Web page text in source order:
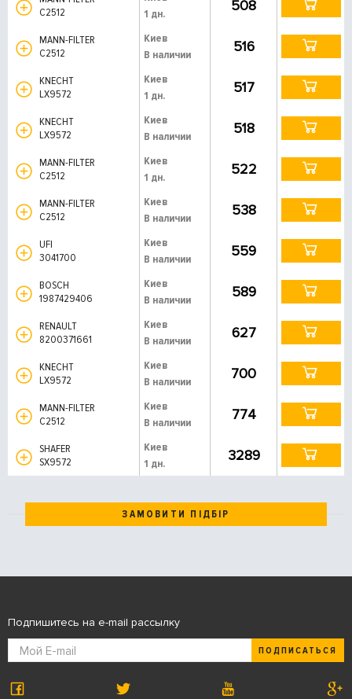
C2512
1 дн.
508
MANN-FILTER
C2512
Киев
В наличии
516
KNECHT
LX9572
Киев
1 дн.
517
KNECHT
LX9572
Киев
В наличии
518
MANN-FILTER
C2512
Киев
1 дн.
522
MANN-FILTER
C2512
Киев
В наличии
538
UFI
3041700
Киев
В наличии
559
BOSCH
1987429406
Киев
В наличии
589
RENAULT
8200371661
Киев
В наличии
627
KNECHT
LX9572
Киев
В наличии
700
MANN-FILTER
C2512
Киев
В наличии
774
SHAFER
SX9572
Киев
1 дн.
3289
ЗАМОВИТИ ПІДБІР
Подпишитесь на e-mail рассылку
ПОДПИСАТЬСЯ